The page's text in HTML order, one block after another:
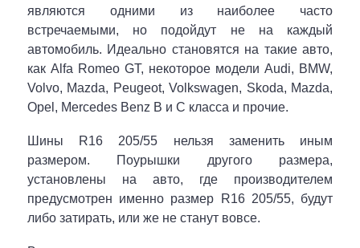
являются одними из наиболее часто
встречаемыми, но подойдут не на каждый
автомобиль. Идеально становятся на такие авто,
как Alfa Romeo GT, некоторое модели Audi, BMW,
Volvo, Mazda, Peugeot, Volkswagen, Skoda, Mazda,
Opel, Mercedes Benz B и C класса и прочие.
Шины R16 205/55 нельзя заменить иным
размером. Поурышки другого размера,
установлены на авто, где производителем
предусмотрен именно размер R16 205/55, будут
либо затирать, или же не станут вовсе.